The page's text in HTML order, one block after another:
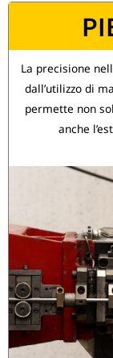
La precisione
dall’utilizzo di
permette non
anche